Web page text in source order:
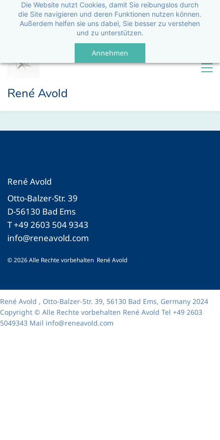
Die Website nutzt Cookies, damit Sie reibungslos durch
die Site navigieren und deren Funktionen nutzen können.
Außerdem helfen sie uns dabei, Sie besser zu verstehen
und zu unterstützen.
Annehmen
René Avold
René Avold
Otto-Balzer-Str. 39
D-56130 Bad Ems
T +49 2603 504 9343
info@reneavold.com
© 2026 Alle Rechte vorbehalten René Avold
René Avold , Otto-Balzer-Str. 39, 56130 Bad Ems, Germany 2024
Copyright © Alle Rechte vorbehalten René Avold Tel +49 2603
5049343 Mail info@reneavold.com